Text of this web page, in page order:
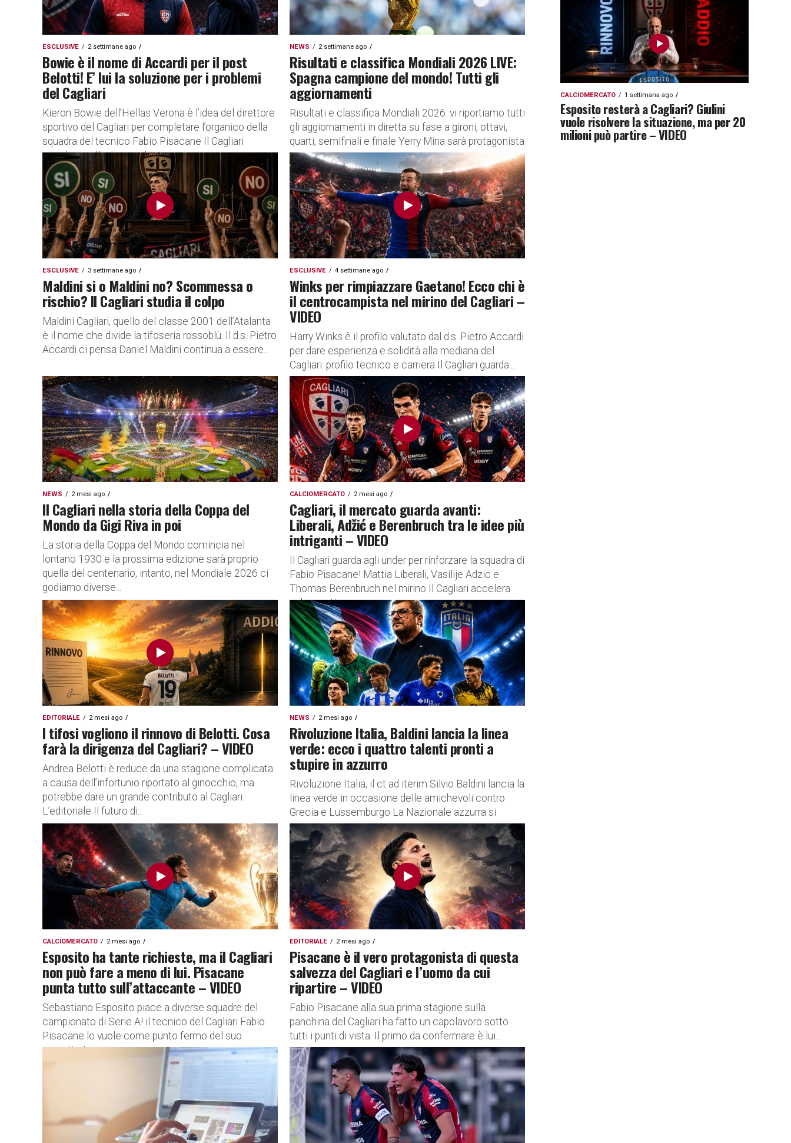
ESCLUSIVE 2 settimane ago
Bowie è il nome di Accardi per il post
Belotti! E’ lui la soluzione per i problemi
del Cagliari
Kieron Bowie dell’Hellas Verona è l’idea del direttore
sportivo del Cagliari per completare l’organico della
squadra del tecnico Fabio Pisacane Il Cagliari
accelera nella ricerca di...
NEWS 2 settimane ago
Risultati e classifica Mondiali 2026 LIVE:
Spagna campione del mondo! Tutti gli
aggiornamenti
Risultati e classifica Mondiali 2026: vi riportiamo tutti
gli aggiornamenti in diretta su fase a gironi, ottavi,
quarti, semifinali e finale Yerry Mina sarà protagonista
con...
ESCLUSIVE 3 settimane ago
Maldini si o Maldini no? Scommessa o
rischio? Il Cagliari studia il colpo
Maldini Cagliari, quello del classe 2001 dell’Atalanta
è il nome che divide la tifoseria rossoblù. Il d.s. Pietro
Accardi ci pensa Daniel Maldini continua a essere...
ESCLUSIVE 4 settimane ago
Winks per rimpiazzare Gaetano! Ecco chi è
il centrocampista nel mirino del Cagliari –
VIDEO
Harry Winks è il profilo valutato dal d.s. Pietro Accardi
per dare esperienza e solidità alla mediana del
Cagliari: profilo tecnico e carriera Il Cagliari guarda...
NEWS 2 mesi ago
Il Cagliari nella storia della Coppa del
Mondo da Gigi Riva in poi
La storia della Coppa del Mondo comincia nel
lontano 1930 e la prossima edizione sarà proprio
quella del centenario, intanto, nel Mondiale 2026 ci
godiamo diverse...
CALCIOMERCATO 2 mesi ago
Cagliari, il mercato guarda avanti:
Liberali, Adžić e Berenbruch tra le idee più
intriganti – VIDEO
Il Cagliari guarda agli under per rinforzare la squadra di
Fabio Pisacane! Mattia Liberali, Vasilije Adzic e
Thomas Berenbruch nel mirino Il Cagliari accelera
sul progetto...
EDITORIALE 2 mesi ago
I tifosi vogliono il rinnovo di Belotti. Cosa
farà la dirigenza del Cagliari? – VIDEO
Andrea Belotti è reduce da una stagione complicata
a causa dell’infortunio riportato al ginocchio, ma
potrebbe dare un grande contributo al Cagliari.
L’editoriale Il futuro di...
NEWS 2 mesi ago
Rivoluzione Italia, Baldini lancia la linea
verde: ecco i quattro talenti pronti a
stupire in azzurro
Rivoluzione Italia, il ct ad iterim Silvio Baldini lancia la
linea verde in occasione delle amichevoli contro
Grecia e Lussemburgo La Nazionale azzurra si
prepara a...
CALCIOMERCATO 2 mesi ago
Esposito ha tante richieste, ma il Cagliari
non può fare a meno di lui. Pisacane
punta tutto sull’attaccante – VIDEO
Sebastiano Esposito piace a diverse squadre del
campionato di Serie A! il tecnico del Cagliari Fabio
Pisacane lo vuole come punto fermo del suo
progetto La...
EDITORIALE 2 mesi ago
Pisacane è il vero protagonista di questa
salvezza del Cagliari e l’uomo da cui
ripartire – VIDEO
Fabio Pisacane alla sua prima stagione sulla
panchina del Cagliari ha fatto un capolavoro sotto
tutti i punti di vista. Il primo da confermare è lui....
CALCIOMERCATO 1 settimana ago
Esposito resterà a Cagliari? Giulini
vuole risolvere la situazione, ma per 20
milioni può partire – VIDEO